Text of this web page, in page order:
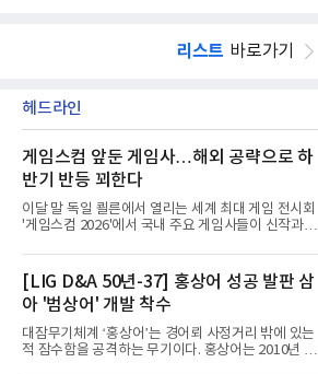
리스트 바로가기
헤드라인
게임스컴 앞둔 게임사…해외 공략으로 하
반기 반등 꾀한다
이달 말 독일 쾰른에서 열리는 세계 최대 게임 전시회
'게임스컴 2026'에서 국내 주요 게임사들이 신작과 글
체별로 엇갈린 가운데 하반기 신작 흥행과 해외 시장
성과가 실적을 좌우할 핵심 변수로 떠오르고 있다.8일
업계에 따르면 올해 상반기 게임업계는 기업별 성적
표가 크게 갈렸다. 대표적으로 크래프톤은 'PUBG: 배
틀그라운드'의 안정적인 성장에 힘입어 상반기 연결
기준 매출 2조6616억원, 영업이익 9725억원으로 역
대 최대 실적을 기록했다. 엔씨도 올해 출시한 '아이온
[LIG D&A 50년-37] 홍상어 성공 발판 삼
아 '범상어' 개발 착수
대잠무기체계 ‘홍상어’는 경어뢰 사정거리 밖에 있는
적 잠수함을 공격하는 무기이다. 홍상어는 2010년 넥